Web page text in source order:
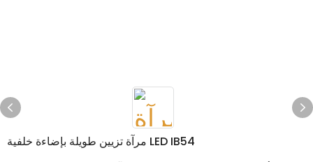
مرآة تزيين طويلة بإضاءة خلفية LED IB54